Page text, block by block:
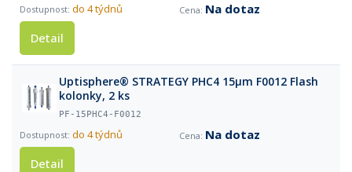
do 4 týdnů
Na dotaz
Detail
Uptisphere® STRATEGY PHC4 15µm F0012 Flash
kolonky, 2 ks
PF-15PHC4-F0012
do 4 týdnů
Na dotaz
Detail